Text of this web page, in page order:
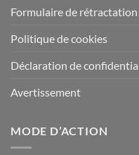
Formulaire de rétractation
Politique de cookies
Déclaration de
Avertissement
MODE D’ACTION